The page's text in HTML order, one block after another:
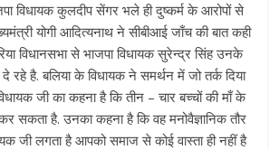
a
t
s
A
s
s
e
n
a
i
l
विधायक कुलदीप सेंगर भले ही दुष्कर्म के आरोपों से
योगी आदित्यनाथ ने सीबीआई जाँच की बात कही
विधानसभा से भाजपा विधायक सुरेन्द्र सिंह उनके
रहे है. बलिया के विधायक ने समर्थन में जो तर्क दिया
जी का कहना है कि तीन – चार बच्चों की माँ के
सकता है. उनका कहना है कि वह मनोवैज्ञानिक तौर
जी लगता है आपको समाज से कोई वास्ता ही नहीं है